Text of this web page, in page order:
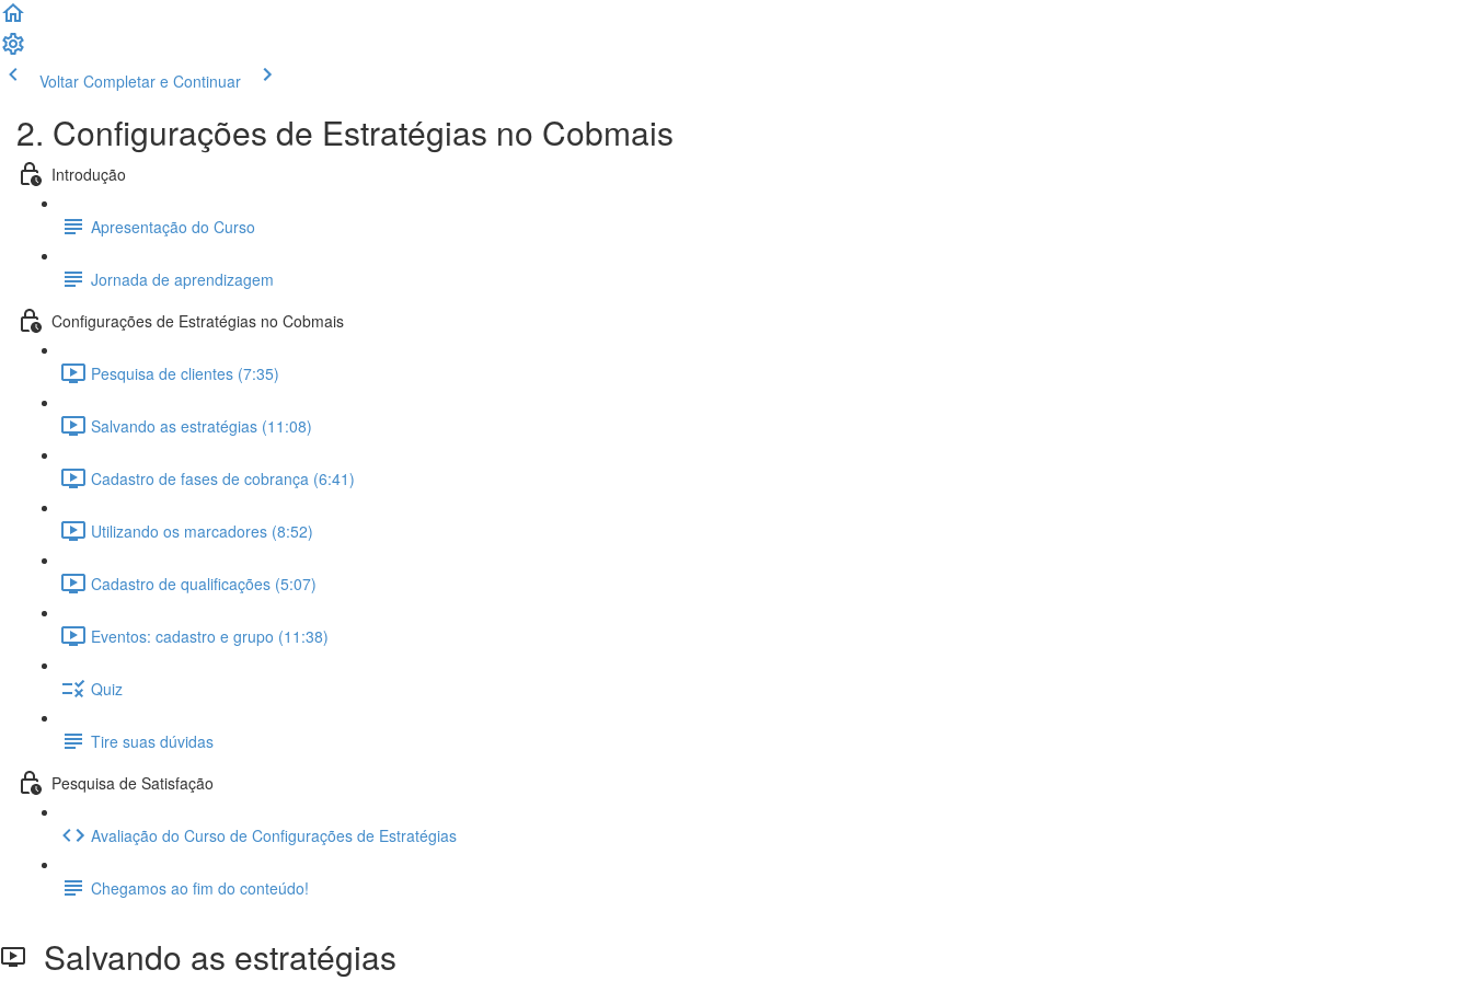
Voltar Completar e Continuar
2. Configurações de Estratégias no Cobmais
Introdução
Apresentação do Curso
Jornada de aprendizagem
Configurações de Estratégias no Cobmais
Pesquisa de clientes (7:35)
Salvando as estratégias (11:08)
Cadastro de fases de cobrança (6:41)
Utilizando os marcadores (8:52)
Cadastro de qualificações (5:07)
Eventos: cadastro e grupo (11:38)
Quiz
Tire suas dúvidas
Pesquisa de Satisfação
Avaliação do Curso de Configurações de Estratégias
Chegamos ao fim do conteúdo!
Salvando as estratégias